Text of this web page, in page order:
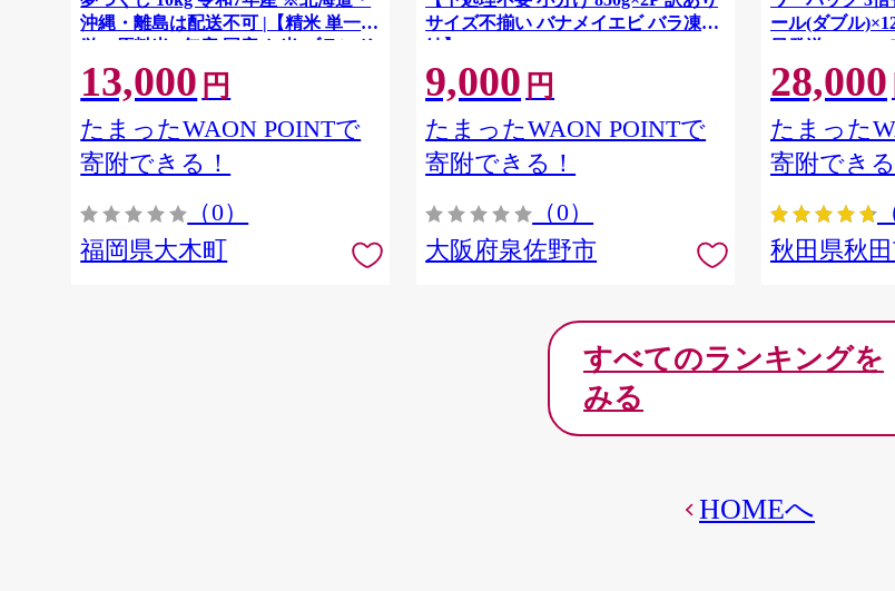
沖縄・離島は配送不可 |【精米 単一米
単一原料米 7年産 国産 お米 ブランド
米 5kg × 2 ゆめつくし】CY009_01
13,000 円
たまったWAON POINTで
寄附できる！
（0）
福岡県大木町
サイズ不揃い バナメイエビ バラ凍
結】 G4142
9,000 円
たまったWAON POINTで
寄附できる！
（0）
大阪府泉佐野市
ール(ダブル
日発送 [スコッ
トイレットペ
ア] 秋田県秋田
28,000
たまった
寄附できる
秋田県秋
すべてのランキングを
みる
HOMEへ